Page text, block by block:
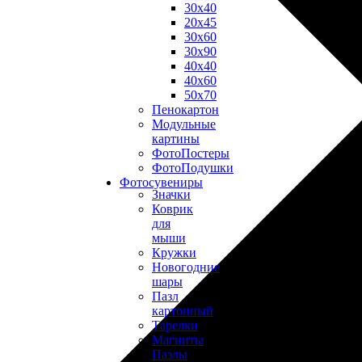
30х40
20х45
30х60
30х90
40х40
40х60
50х70
Пенокартон
Модульные
картины
ФотоПостеры
ФотоПодушки
Фотоcувениры
Значки
Коврик
для
мыши
Кружки
Новогодние
шары
Пазл
картонный
Тарелки
Магниты
Пазлы